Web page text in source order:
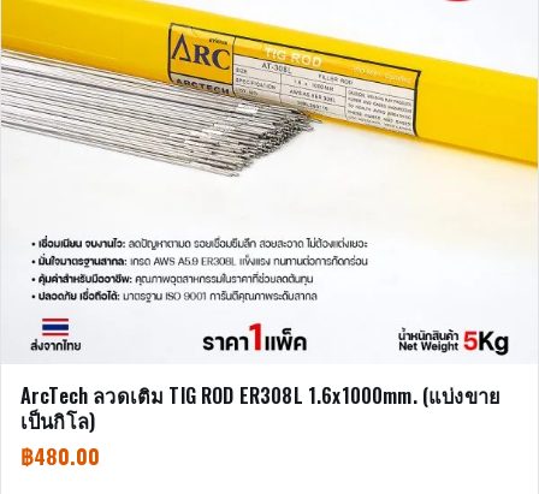
ArcTech ลวดเติม TIG ROD ER308L 1.6x1000mm. (แบ่งขาย
เป็นกิโล)
฿480.00